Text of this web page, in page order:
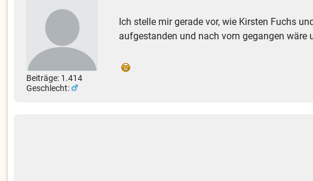
Beiträge: 1.414
Geschlecht:
Ich stelle mir gerade vor, wie Kirsten Fuchs
aufgestanden und nach vorn gegangen